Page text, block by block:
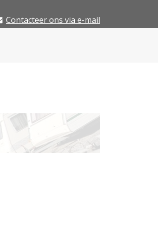
Contacteer ons via e-mail